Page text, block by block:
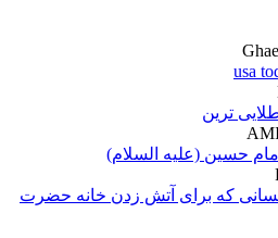
ترین
حسین (علیه السلام)
کسانی که برای آتش زدن خانه حضرت